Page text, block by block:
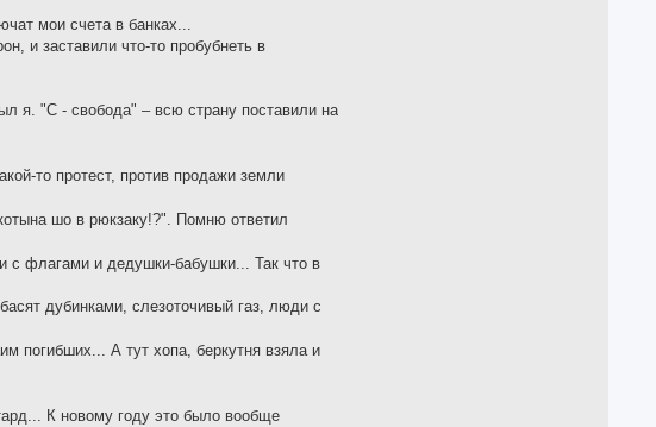
мои счета в банках...
и заставили что-то пробубнеть в
я. "С - свобода" – всю страну поставили на
то протест, против продажи земли
шо в рюкзаку!?". Помню ответил
с флагами и дедушки-бабушки... Так что в
дубинками, слезоточивый газ, люди с
погибших... А тут хопа, беркутня взяла и
К новому году это было вообще